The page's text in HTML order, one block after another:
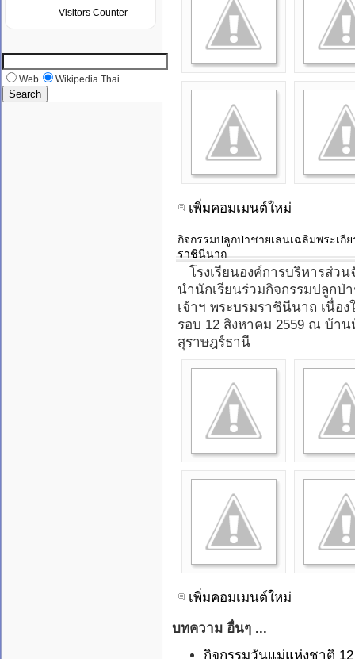
Visitors Counter
Web Wikipedia Thai
เพิ่มคอมเมนต์ใหม่
กิจกรรมปลูกป่าชายเลนเฉลิมพระเกี
ราชินีนาถ
โรงเรียนองค์การบริหารส่ว
นำนักเรียนร่วมกิจกรรมปลูกป่
เจ้าฯ พระบรมราชินีนาถ เนื่อ
รอบ 12 สิงหาคม 2559 ณ บ้า
สุราษฎร์ธานี
เพิ่มคอมเมนต์ใหม่
บทความ อื่นๆ ...
กิจกรรมวันแม่แห่งชาติ